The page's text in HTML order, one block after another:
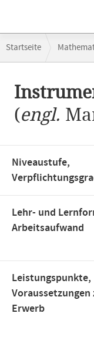
Navigation
Startseite
(engl.
Niveaustufe,
Lehr- und
Arbeitsaufwand
Leistungspunkte,
Voraussetzungen
Erwerb